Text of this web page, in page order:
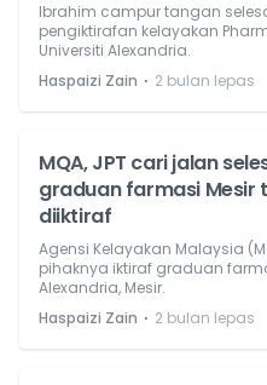
Ibrahim campur tangan
pengiktirafan kelayakan
Universiti Alexandria.
Haspaizi Zain ⋅ 2 bulan lepas
MQA, JPT cari jalan
graduan farmasi Mesir
diiktiraf
Agensi Kelayakan Malaysia
pihaknya iktiraf graduan
Alexandria, Mesir.
Haspaizi Zain ⋅ 2 bulan lepas